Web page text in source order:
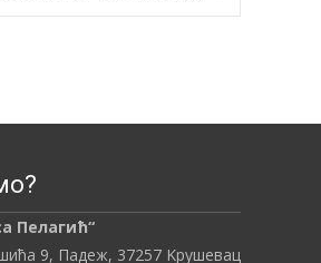
Пелагић“
9, Падеж, 37257 Kрушевац